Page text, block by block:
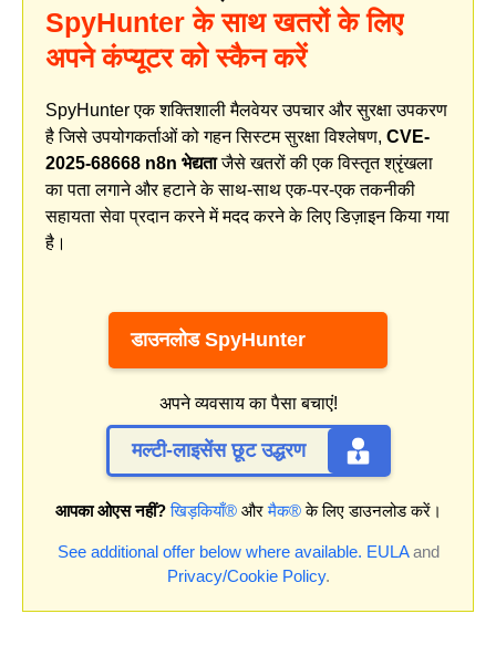
SpyHunter के साथ खतरों के लिए
अपने कंप्यूटर को स्कैन करें
SpyHunter एक शक्तिशाली मैलवेयर उपचार और सुरक्षा उपकरण
है जिसे उपयोगकर्ताओं को गहन सिस्टम सुरक्षा विश्लेषण, CVE-
2025-68668 n8n भेद्यताजैसे खतरों की एक विस्तृत श्रृंखला
का पता लगाने और हटाने के साथ-साथ एक-पर-एक तकनीकी
सहायता सेवा प्रदान करने में मदद करने के लिए डिज़ाइन किया गया
है।
डाउनलोड SpyHunter
अपने व्यवसाय का पैसा बचाएं!
मल्टी-लाइसेंस छूट उद्धरण
आपका ओएस नहीं? खिड़कियाँ®औरमैक®के लिए डाउनलोड करें।
See additional offer below where available. EULAand
Privacy/Cookie Policy.